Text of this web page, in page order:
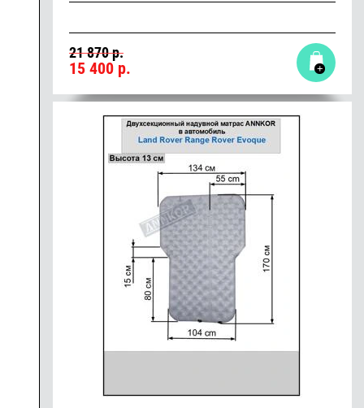
21 870 р.
15 400р.